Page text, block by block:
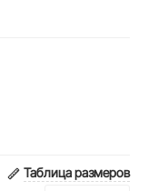
Таблица размеров